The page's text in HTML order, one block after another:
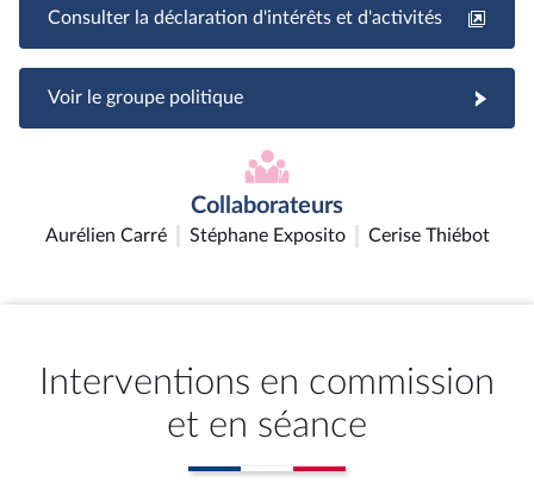
Consulter la déclaration d'intérêts et d'activités
Voir le groupe politique
Collaborateurs
Aurélien Carré Stéphane Exposito Cerise Thiébot
Interventions en commission
et en séance